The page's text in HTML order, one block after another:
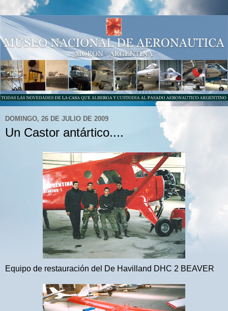
DOMINGO, 26 DE JULIO DE 2009
Un Castor antártico....
Equipo de restauración del De Havilland DHC 2 BEAVER